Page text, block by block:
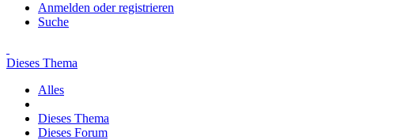
Anmelden oder registrieren
Suche
Dieses Thema
Alles
Dieses Thema
Dieses Forum